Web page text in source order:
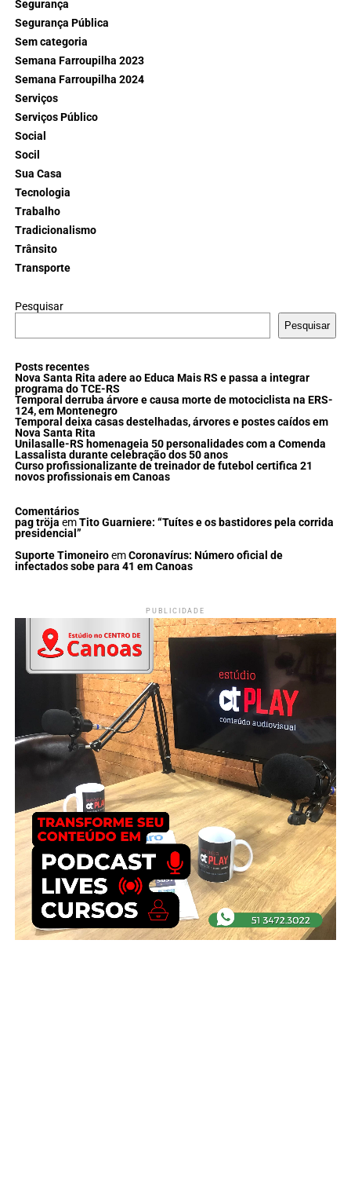
Segurança
Segurança Pública
Sem categoria
Semana Farroupilha 2023
Semana Farroupilha 2024
Serviços
Serviços Público
Social
Socil
Sua Casa
Tecnologia
Trabalho
Tradicionalismo
Trânsito
Transporte
Pesquisar
Pesquisar
Posts recentes
Nova Santa Rita adere ao Educa Mais RS e passa a integrar
programa do TCE-RS
Temporal derruba árvore e causa morte de motociclista na ERS-
124, em Montenegro
Temporal deixa casas destelhadas, árvores e postes caídos em
Nova Santa Rita
Unilasalle-RS homenageia 50 personalidades com a Comenda
Lassalista durante celebração dos 50 anos
Curso profissionalizante de treinador de futebol certifica 21
novos profissionais em Canoas
Comentários
pag tröja emTito Guarniere: “Tuítes e os bastidores pela corrida
presidencial”
Suporte TimoneiroemCoronavírus: Número oficial de
infectados sobe para 41 em Canoas
PUBLICIDADE